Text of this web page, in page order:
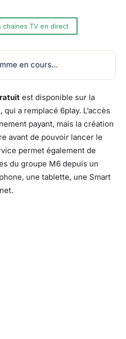
chaines TV en direct
en cours…
est disponible sur la
a remplacé 6play. L’accès
payant, mais la création
avant de pouvoir lancer le
permet également de
du groupe M6 depuis un
une tablette, une Smart